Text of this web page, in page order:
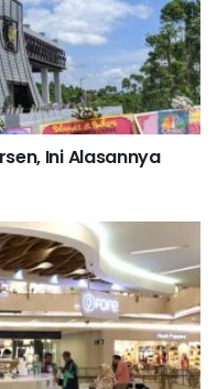
Ini Alasannya